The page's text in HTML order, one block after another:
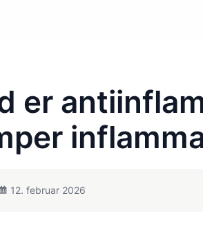
er
12. februar 2026